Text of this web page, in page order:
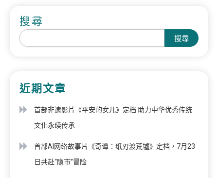
搜尋
搜尋
近期文章
首部非遗影片《平安的女儿》定档 助力中华优秀传统
文化永续传承
首部AI网络故事片《奇谭：纸刃渡荒墟》定档，7月23
日共赴“隐市”冒险